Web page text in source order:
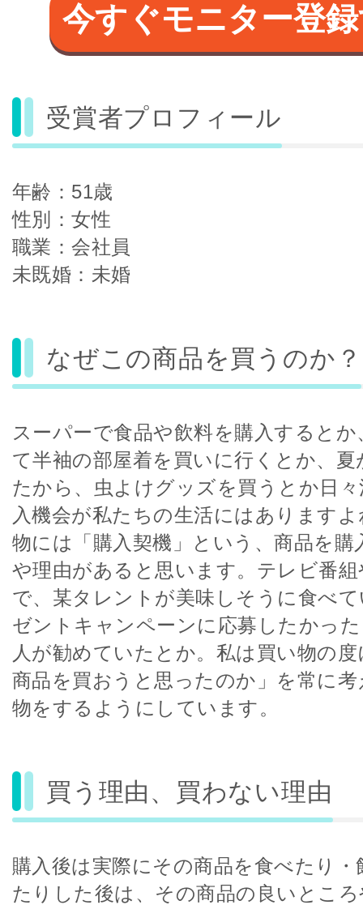
今すぐモニター登
受賞者プロフィール
年齢：51歳
性別：女性
職業：会社員
未既婚：未婚
なぜこの商品を買うのか？
スーパーで食品や飲料を購入すると
て半袖の部屋着を買いに行くとか、
たから、虫よけグッズを買うとか日
入機会が私たちの生活にはあります
物には「購入契機」という、商品を
や理由があると思います。テレビ番
で、某タレントが美味しそうに食べ
ゼントキャンペーンに応募したかっ
人が勧めていたとか。私は買い物の
商品を買おうと思ったのか」を常に
物をするようにしています。
買う理由、買わない理由
購入後は実際にその商品を食べたり
たりした後は、その商品の良いとこ